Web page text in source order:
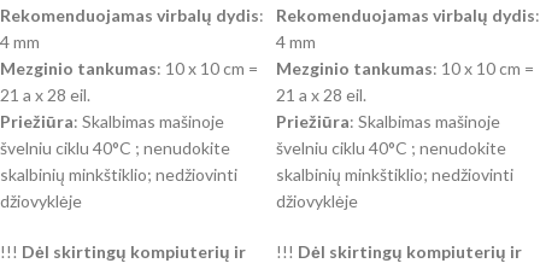
Rekomenduojamas virbalų dydis:
4 mm
Mezginio tankumas: 10 x 10 cm =
21 a x 28 eil.
Priežiūra: Skalbimas mašinoje
švelniu ciklu 40°C ; nenudokite
skalbinių minkštiklio; nedžiovinti
džiovyklėje
!!! Dėl skirtingų kompiuterių ir
Rekomenduojamas virbalų dydis:
4 mm
Mezginio tankumas: 10 x 10 cm =
21 a x 28 eil.
Priežiūra: Skalbimas mašinoje
švelniu ciklu 40°C ; nenudokite
skalbinių minkštiklio; nedžiovinti
džiovyklėje
!!! Dėl skirtingų kompiuterių ir